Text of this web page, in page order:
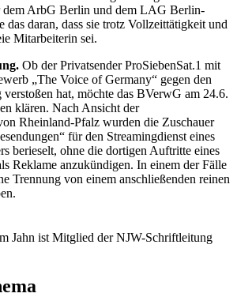
dem ArbG Berlin und dem LAG Berlin-
das daran, dass sie trotz Vollzeittätigkeit und
Mitarbeiterin sei.
Ob der Privatsender ProSiebenSat.1 mit
„The Voice of Germany“ gegen den
verstoßen hat, möchte das BVerwG am 24.6.
klären. Nach Ansicht der
Rheinland-Pfalz wurden die Zuschauer
für den Streamingdienst eines
berieselt, ohne die dortigen Auftritte eines
Reklame anzukündigen. In einem der Fälle
Trennung von einem anschließenden reinen
Jahn ist Mitglied der NJW-Schriftleitung